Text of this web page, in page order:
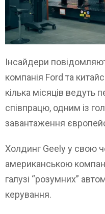
Інсайдери
компанія Ford та
кілька місяців ведуть
співпрацю, одним із
завантаження
Холдинг Geely у свою
американською
галузі “розумних”
керування.